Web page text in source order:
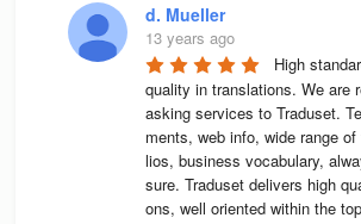
d. Mueller
13 years ago
High
qua­lity in trans­la­ti­ons. We are
asking ser­vices to Tra­du­set.
ments, web info, wide range
lios, busi­ness voca­bu­lary,
sure. Tra­du­set deli­vers high
ons, well ori­en­ted wit­hin the